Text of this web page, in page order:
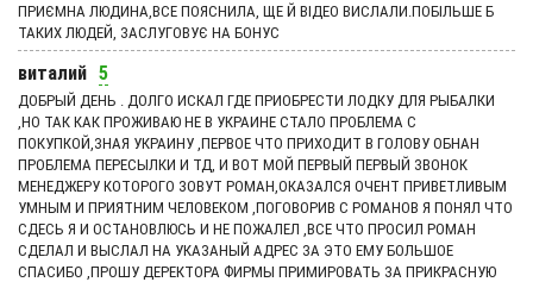
ПРИЄМНА ЛЮДИНА,ВСЕ ПОЯСНИЛА, ЩЕ Й ВІДЕО ВИСЛАЛИ.ПОБІЛЬШЕ Б
ТАКИХ ЛЮДЕЙ, ЗАСЛУГОВУЄ НА БОНУС
виталий 5
ДОБРЫЙ ДЕНЬ . ДОЛГО ИСКАЛ ГДЕ ПРИОБРЕСТИ ЛОДКУ ДЛЯ РЫБАЛКИ
,НО ТАК КАК ПРОЖИВАЮ НЕ В УКРАИНЕ СТАЛО ПРОБЛЕМА С
ПОКУПКОЙ,ЗНАЯ УКРАИНУ ,ПЕРВОЕ ЧТО ПРИХОДИТ В ГОЛОВУ ОБНАН
ПРОБЛЕМА ПЕРЕСЫЛКИ И ТД, И ВОТ МОЙ ПЕРВЫЙ ПЕРВЫЙ ЗВОНОК
МЕНЕДЖЕРУ КОТОРОГО ЗОВУТ РОМАН,ОКАЗАЛСЯ ОЧЕНТ ПРИВЕТЛИВЫМ
УМНЫМ И ПРИЯТНИМ ЧЕЛОВЕКОМ ,ПОГОВОРИВ С РОМАНОВ Я ПОНЯЛ ЧТО
СДЕСЬ Я И ОСТАНОВЛЮСЬ И НЕ ПОЖАЛЕЛ ,ВСЕ ЧТО ПРОСИЛ РОМАН
СДЕЛАЛ И ВЫСЛАЛ НА УКАЗАНЫЙ АДРЕС ЗА ЭТО ЕМУ БОЛЬШОЕ
СПАСИБО ,ПРОШУ ДЕРЕКТОРА ФИРМЫ ПРИМИРОВАТЬ ЗА ПРИКРАСНУЮ